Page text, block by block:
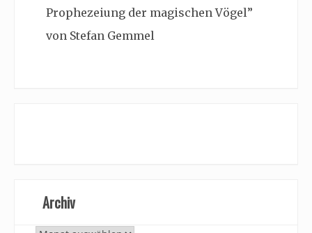
Prophezeiung der magischen Vögel”
von Stefan Gemmel
Archiv